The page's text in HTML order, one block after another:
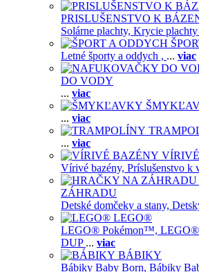
PRISLUŠENSTVO K
Solárne plachty, Krycie plachty
Letné športy a oddych , ... viac
DO VODY
... viac
... viac
... viac
Vírivé bazény, Príslušenstvo k
ZÁHRADU
Detské domčeky a stany,
LEGO®
LEGO® Pokémon™, LEGO®
DUP ... viac
BÁBIKY
Bábiky Baby Born, Bábiky